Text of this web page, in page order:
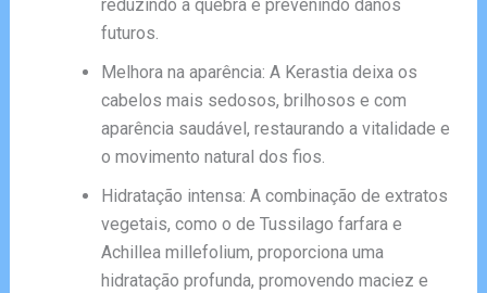
reduzindo a quebra e prevenindo danos
futuros.
Melhora na aparência: A Kerastia deixa os
cabelos mais sedosos, brilhosos e com
aparência saudável, restaurando a vitalidade e
o movimento natural dos fios.
Hidratação intensa: A combinação de extratos
vegetais, como o de Tussilago farfara e
Achillea millefolium, proporciona uma
hidratação profunda, promovendo maciez e